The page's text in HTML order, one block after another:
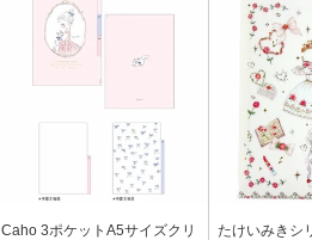
Caho 3ポケットA5サイズクリ
たけいみきシ